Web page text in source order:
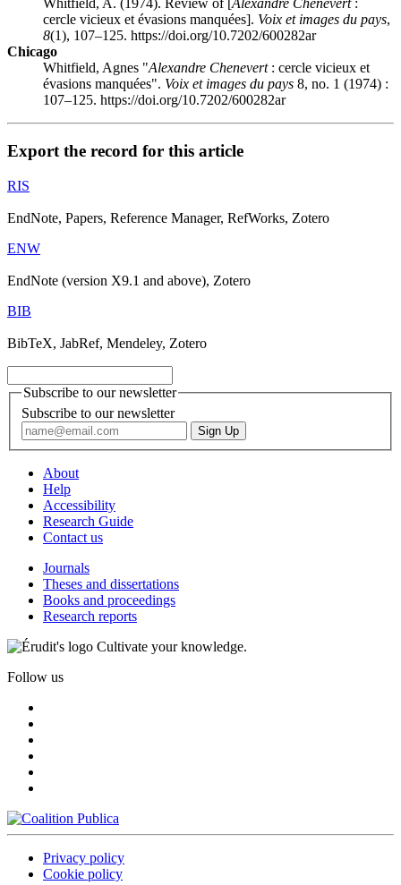
Whitfield, A. (1974). Review of [Alexandre Chenevert:
cercle vicieux et évasions manquées]. Voix et images du pays,
8(1), 107–125. https://doi.org/10.7202/600282ar
Chicago
Whitfield, Agnes "Alexandre Chenevert: cercle vicieux et
évasions manquées". Voix et images du pays 8, no. 1 (1974) :
107–125. https://doi.org/10.7202/600282ar
Export the record for this article
RIS
EndNote, Papers, Reference Manager, RefWorks, Zotero
ENW
EndNote (version X9.1 and above), Zotero
BIB
BibTeX, JabRef, Mendeley, Zotero
Subscribe to our newsletter
Subscribe to our newsletter
About
Help
Accessibility
Research Guide
Contact us
Journals
Theses and dissertations
Books and proceedings
Research reports
Cultivate your knowledge.
Follow us
Privacy policy
Cookie policy